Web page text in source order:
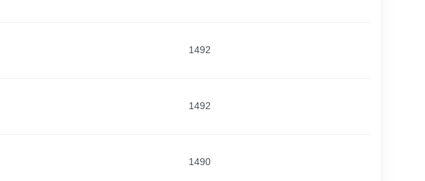
1492
1492
1490